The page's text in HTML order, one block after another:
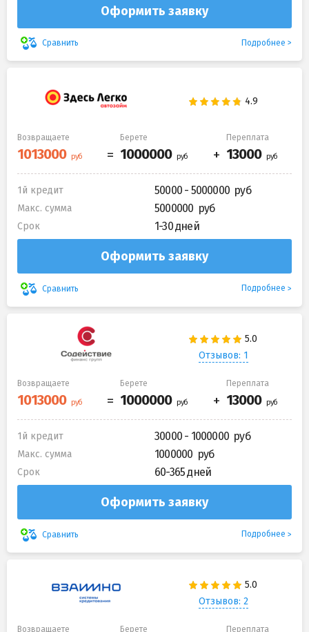
Оформить заявку
Сравнить Подробнее
Возвращаете Берете Переплата
1й кредит 50000 - 5000000
Макс. сумма 5000000
Срок 1-30 дней
Оформить заявку
Сравнить Подробнее
Отзывов: 1
Возвращаете Берете Переплата
1й кредит 30000 - 1000000
Макс. сумма 1000000
Срок 60-365 дней
Оформить заявку
Сравнить Подробнее
Отзывов: 2
Возвращаете Берете Переплата